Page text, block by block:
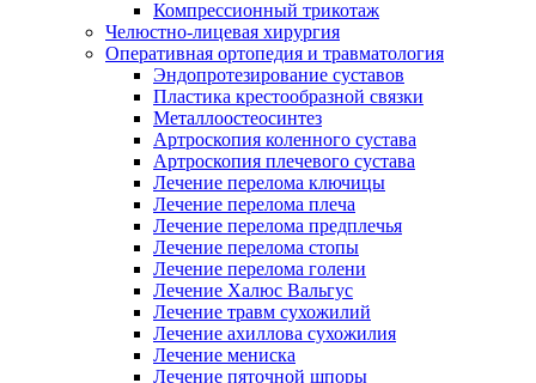
Компрессионный трикотаж
Челюстно-лицевая хирургия
Оперативная ортопедия и травматология
Эндопротезирование суставов
Пластика крестообразной связки
Металлоостеосинтез
Артроскопия коленного сустава
Артроскопия плечевого сустава
Лечение перелома ключицы
Лечение перелома плеча
Лечение перелома предплечья
Лечение перелома стопы
Лечение перелома голени
Лечение Халюс Вальгус
Лечение травм сухожилий
Лечение ахиллова сухожилия
Лечение мениска
Лечение пяточной шпоры